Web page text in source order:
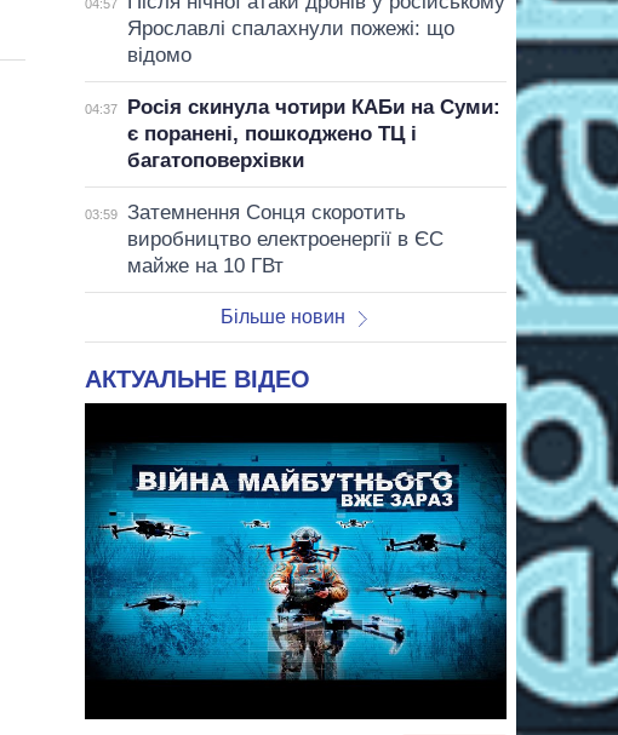
04:57
Ярославлі спалахнули пожежі: що
відомо
04:37
Росія скинула чотири КАБи на Суми:
є поранені, пошкоджено ТЦ і
багатоповерхівки
03:59
Затемнення Сонця скоротить
виробництво електроенергії в ЄС
майже на 10 ГВт
Більше новин
АКТУАЛЬНЕ ВІДЕО